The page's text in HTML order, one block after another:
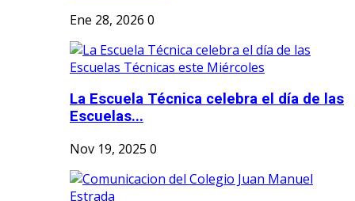
Ene 28, 2026 0
La Escuela Técnica celebra el día de las
Escuelas...
Nov 19, 2025 0